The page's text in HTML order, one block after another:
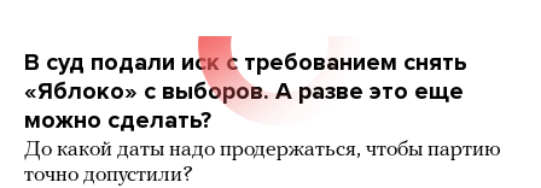
В суд подали иск с требованием снять
«Яблоко» с выборов. А разве это еще
можно сделать?
До какой даты надо продержаться, чтобы партию
точно допустили?